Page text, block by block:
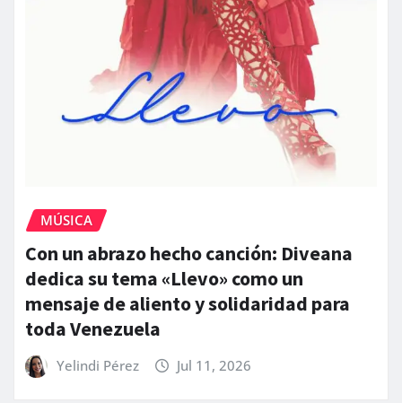
MÚSICA
Con un abrazo hecho canción: Diveana
dedica su tema «Llevo» como un
mensaje de aliento y solidaridad para
toda Venezuela
Yelindi Pérez Jul 11, 2026